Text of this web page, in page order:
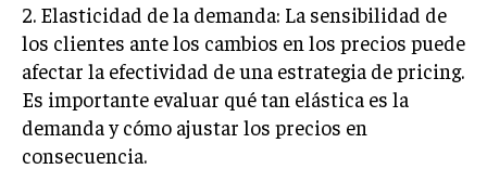
GESTIÓN DE OPERACIONES Y CADENA DE
SUMINISTRO
LOGÍSTICA EMPRESARIAL
CALIDAD Y MEJORA CONTINUA
TALENTOS
2. Elasticidad de la demanda: La sensibilidad de
los clientes ante los cambios en los precios puede
afectar la efectividad de una estrategia de pricing.
Es importante evaluar qué tan elástica es la
demanda y cómo ajustar los precios en
consecuencia.